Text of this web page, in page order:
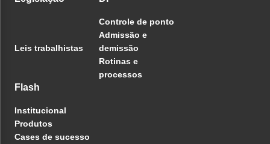
Leis trabalhistas
Controle de ponto
Admissão e
demissão
Rotinas e
processos
Flash
Institucional
Produtos
Cases de sucesso